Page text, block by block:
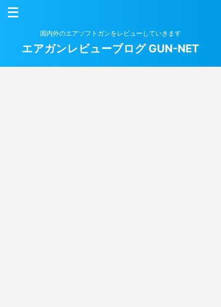
国内外のエアソフトガンをレビューしていきます
エアガンレビューブログ GUN-NET